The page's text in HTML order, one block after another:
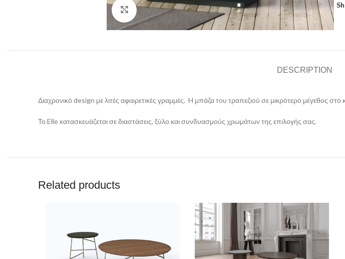
Click to enlarge
DESCRIPTION
Διαχρονικό design με λιτές αφαιρετικές γραμμές. H μπάζα του τραπεζιού σε μικρότερο μέγεθος
Το Elle κατασκευάζεται σε διαστάσεις, ξύλο και συνδυασμούς χρωμάτων της επιλογής σας.
Related products